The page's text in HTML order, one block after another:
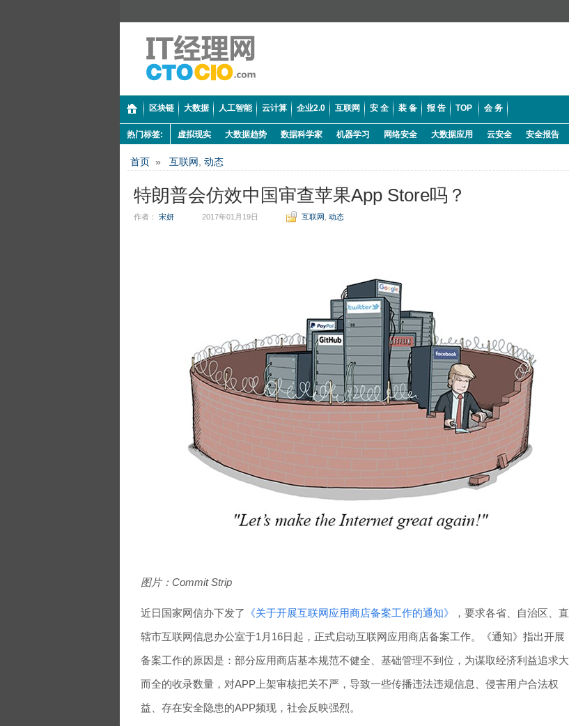
区块链 大数据 人工智能 云计算 企业2.0 互联网 安 全 装 备 报 告 TOP 会 务
热门标签: 虚拟现实 大数据趋势 数据科学家 机器学习 网络安全 大数据应用 云安全 安全报告
首页 » 互联网 动态
特朗普会仿效中国审查苹果App Store吗？
作者： 宋妍 2017年01月19日 互联网 动态
图片：Commit Strip
近日国家网信办下发了 《关于开展互联网应用商店备案工作的通知》
，要求各省、自治区、直
辖市互联网信息办公室于1月16日起，正式启动互联网应用商店备案工作。《通知》指出开展
备案工作的原因是：部分应用商店基本规范不健全、基础管理不到位，为谋取经济利益追求大
而全的收录数量，对APP上架审核把关不严，导致一些传播违法违规信息、侵害用户合法权
益、存在安全隐患的APP频现，社会反映强烈。